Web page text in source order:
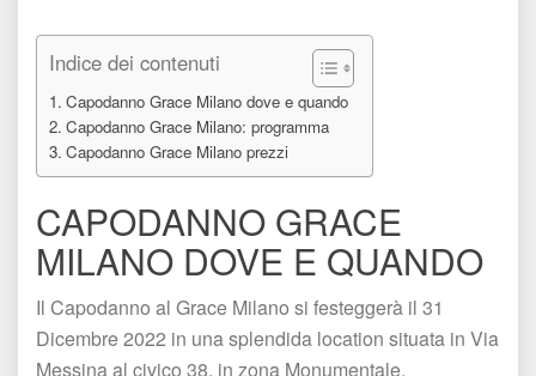
Indice dei contenuti
Capodanno Grace Milano dove e quando
Capodanno Grace Milano: programma
Capodanno Grace Milano prezzi
CAPODANNO GRACE
MILANO DOVE E QUANDO
Il Capodanno al Grace Milano si festeggerà il 31
Dicembre 2022 in una splendida location situata in Via
Messina al civico 38, in zona Monumentale.